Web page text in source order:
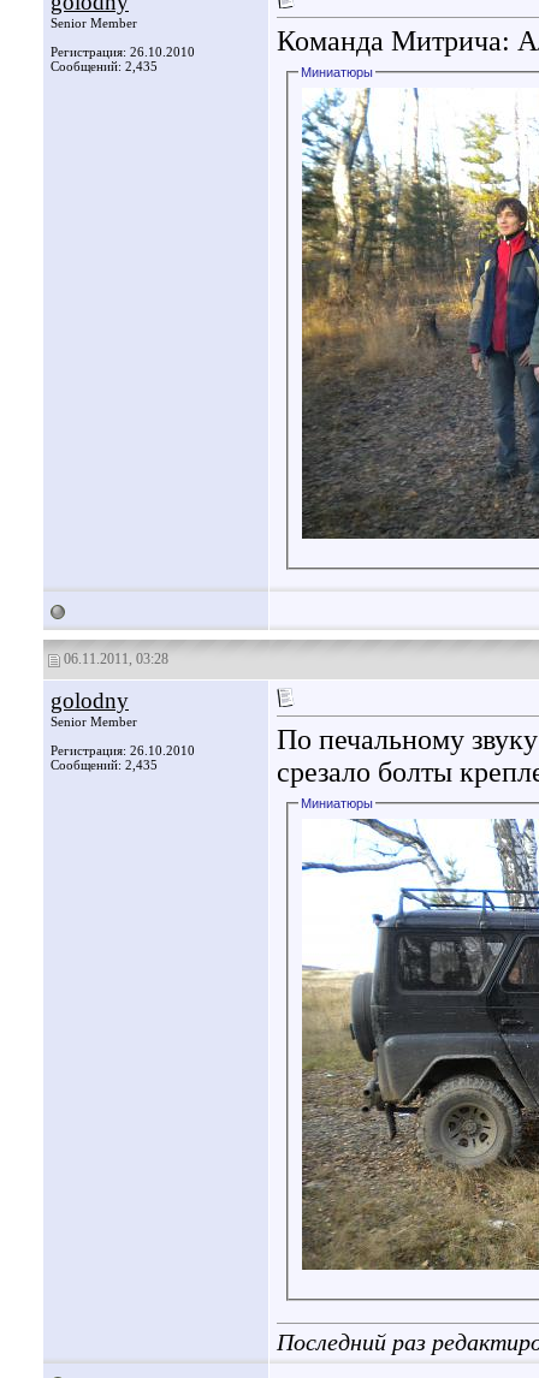
Senior Member
Регистрация: 26.10.2010
Сообщений: 2,435
Команда Митрича:
Миниатюры
06.11.2011, 03:28
golodny
Senior Member
Регистрация: 26.10.2010
Сообщений: 2,435
По печальному
срезало болты
Миниатюры
Последний раз